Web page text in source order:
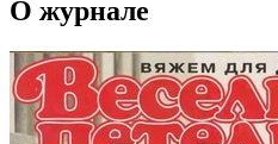
О журнале